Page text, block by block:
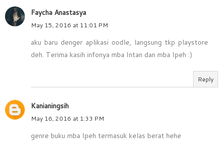
Faycha Anastasya
May 15, 2016 at 11:01 PM
aku baru denger aplikasi oodle, langsung tkp playstore
deh. Terima kasih infonya mba Intan dan mba Ipeh :)
Reply
Kanianingsih
May 16, 2016 at 1:33 PM
genre buku mba Ipeh termasuk kelas berat hehe